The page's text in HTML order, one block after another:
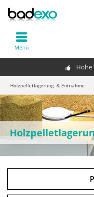
Hohe
Menü
Holzpelletlagerung- & Entnahme